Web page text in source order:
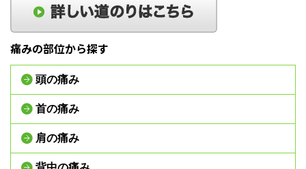
痛みの部位から探す
頭の痛み
首の痛み
肩の痛み